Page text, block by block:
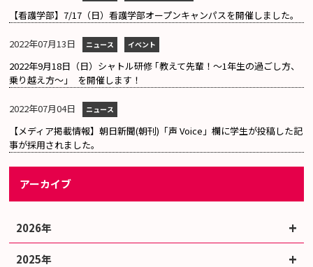
【看護学部】7/17（日）看護学部オープンキャンパスを開催しました。
2022年07月13日 ニュース イベント
2022年9月18日（日）シャトル研修 ｢教えて先輩！～1年生の過ごし方、
乗り越え方～｣ を開催します！
2022年07月04日 ニュース
【メディア掲載情報】朝日新聞(朝刊)「声 Voice」欄に学生が投稿した記
事が採用されました。
アーカイブ
2026年
2025年